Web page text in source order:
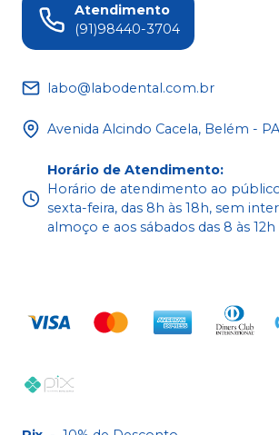
Atendimento
(91)98440-3704
labo@labodental.com.br
Avenida Alcindo Cacela, Belém - PA
Horário de Atendimento:
Horário de atendimento ao
sexta-feira, das 8h às 18h, sem
almoço e aos sábados das 8 às 12h